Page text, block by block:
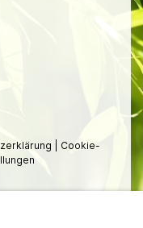
Cookie-